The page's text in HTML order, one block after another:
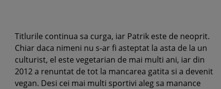
Titlurile continua sa curga, iar Patrik este de neoprit.
Chiar daca nimeni nu s-ar fi asteptat la asta de la un
culturist, el este vegetarian de mai multi ani, iar din
2012 a renuntat de tot la mancarea gatita si a devenit
vegan. Desi cei mai multi sportivi aleg sa manance